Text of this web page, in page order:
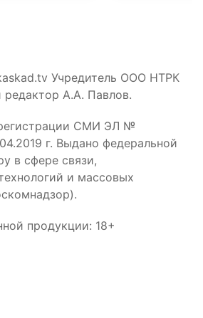
Учредитель ООО НТРК
редактор А.А. Павлов.
СМИ ЭЛ №
г. Выдано федеральной
в сфере связи,
и массовых
продукции: 18+